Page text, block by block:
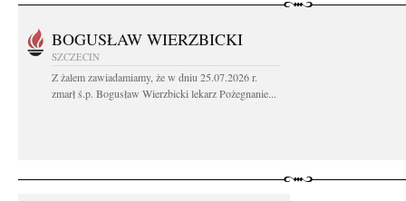
BOGUSŁAW WIERZBICKI
SZCZECIN
Z żalem zawiadamiamy, że w dniu 25.07.2026 r.
zmarł ś.p. Bogusław Wierzbicki lekarz Pożegnanie...